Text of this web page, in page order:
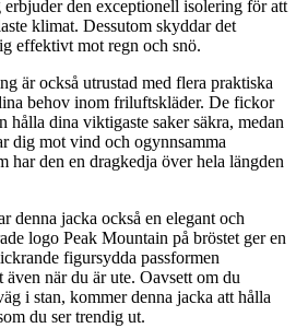
den exceptionell isolering för att
klimat. Dessutom skyddar det
effektivt mot regn och snö.
är också utrustad med flera praktiska
behov inom friluftskläder. De fickor
hålla dina viktigaste saker säkra, medan
dig mot vind och ogynnsamma
har den en dragkedja över hela längden
denna jacka också en elegant och
logo Peak Mountain på bröstet ger en
figursydda passformen
även när du är ute. Oavsett om du
i stan, kommer denna jacka att hålla
du ser trendig ut.